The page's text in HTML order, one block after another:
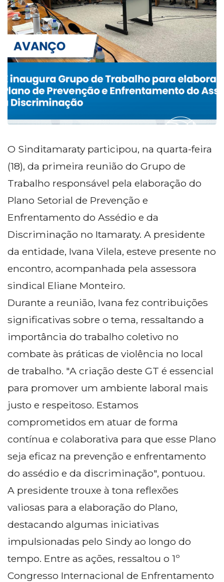
O Sinditamaraty participou, na quarta-feira
(18), da primeira reunião do Grupo de
Trabalho responsável pela elaboração do
Plano Setorial de Prevenção e
Enfrentamento do Assédio e da
Discriminação no Itamaraty. A presidente
da entidade, Ivana Vilela, esteve presente no
encontro, acompanhada pela assessora
sindical Eliane Monteiro.
Durante a reunião, Ivana fez contribuições
significativas sobre o tema, ressaltando a
importância do trabalho coletivo no
combate às práticas de violência no local
de trabalho. "A criação deste GT é essencial
para promover um ambiente laboral mais
justo e respeitoso. Estamos
comprometidos em atuar de forma
contínua e colaborativa para que esse Plano
seja eficaz na prevenção e enfrentamento
do assédio e da discriminação", pontuou.
A presidente trouxe à tona reflexões
valiosas para a elaboração do Plano,
destacando algumas iniciativas
impulsionadas pelo Sindy ao longo do
tempo. Entre as ações, ressaltou o 1º
Congresso Internacional de Enfrentamento